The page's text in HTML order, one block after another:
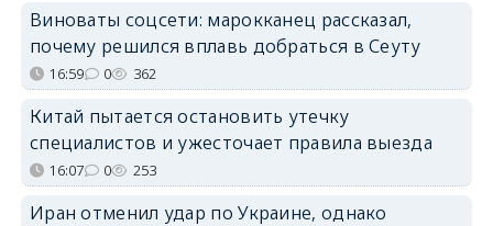
Виноваты соцсети: марокканец рассказал,
почему решился вплавь добраться в Сеуту
16:59 0 362
Китай пытается остановить утечку
специалистов и ужесточает правила выезда
16:07 0 253
Иран отменил удар по Украине, однако